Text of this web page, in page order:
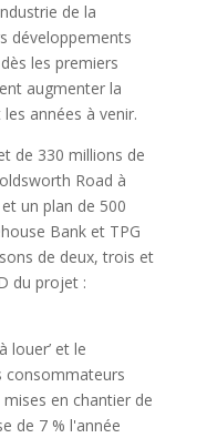
de la
développements
les premiers
augmenter la
années à venir.
de 330 millions de
Road à
un plan de 500
Bank et TPG
de deux, trois et
du projet :
louer’ et le
consommateurs
en chantier de
de 7 % l'année